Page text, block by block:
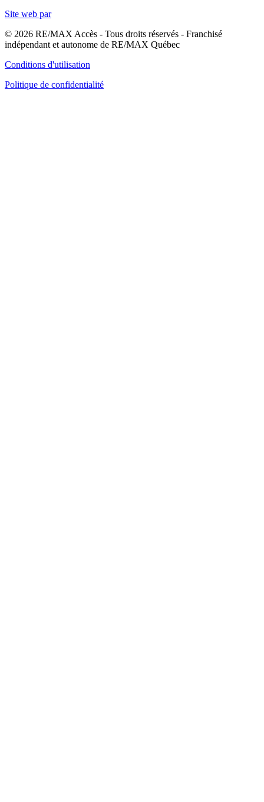
Site web par
© 2026 RE/MAX Accès - Tous droits réservés - Franchisé
indépendant et autonome de RE/MAX Québec
Conditions d'utilisation
Politique de confidentialité